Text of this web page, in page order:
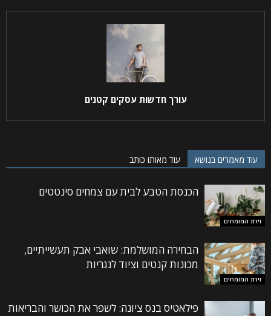
עורך חדשות עסקים קטנים
עוד מאמרים בנושא עוד מאותו כותב
זירת המומחים
הכנסת הטבע לבית עם צמחים סינטטים
זירת המומחים
הבחירה המושלמת: שואבי אבק תעשייתיים,
מכונות קנטים וציוד לנגריות
פילאטיס בנס ציונה: לשפר את הכושר והבריאות